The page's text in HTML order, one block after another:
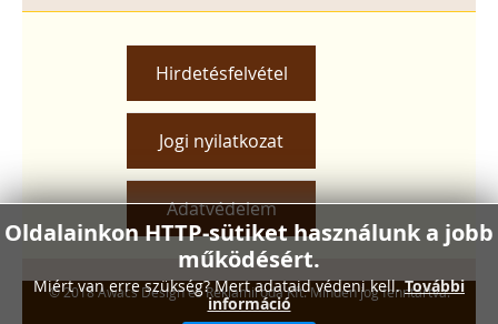
Hirdetésfelvétel
Jogi nyilatkozat
Adatvédelem
Oldalainkon HTTP-sütiket használunk a jobb
működésért.
Miért van erre szükség? Mert adataid védeni kell.További
információ
© 2018 Awacs Design és Reklámiroda Kft. Minden jog fenntartva.